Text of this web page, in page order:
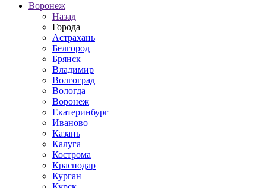
Воронеж
Назад
Города
Астрахань
Белгород
Брянск
Владимир
Волгоград
Вологда
Воронеж
Екатеринбург
Иваново
Казань
Калуга
Кострома
Краснодар
Курган